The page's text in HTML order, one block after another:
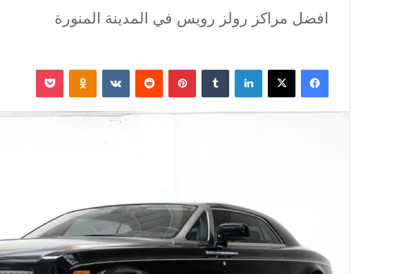
افضل مراكز رولز رويس في المدينة المنورة
فيسبوك لينكدإن بينتيريست